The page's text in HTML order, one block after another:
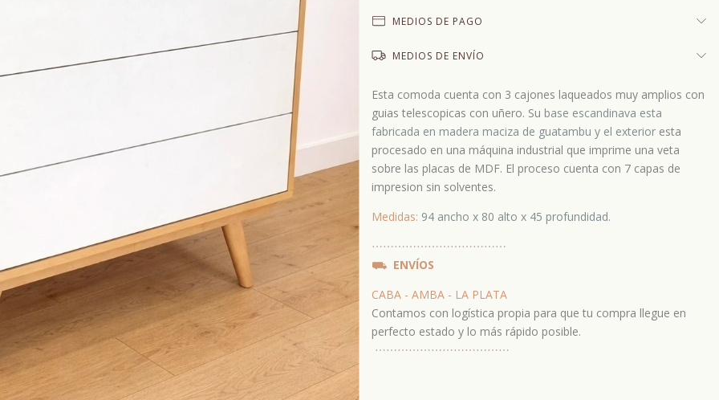
MEDIOS DE PAGO
MEDIOS DE ENVÍO
Esta comoda cuenta con 3 cajones laqueados muy amplios con
guias telescopicas con uñero. Su base escandinava esta
fabricada en madera maciza de guatambu y el exterior esta
procesado en una máquina industrial que imprime una veta
sobre las placas de MDF. El proceso cuenta con 7 capas de
impresion sin solventes.
Medidas: 94 ancho x 80 alto x 45 profundidad.
⋯⋯⋯⋯⋯⋯⋯⋯⋯⋯⋯⋯
⛟ ENVÍOS
CABA - AMBA - LA PLATA
Contamos con logística propia para que tu compra llegue en
perfecto estado y lo más rápido posible.
⋯⋯⋯⋯⋯⋯⋯⋯⋯⋯⋯⋯